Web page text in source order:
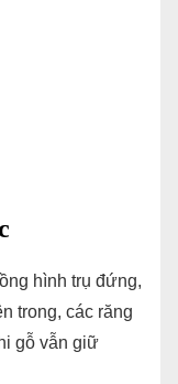
hình trụ đứng,
trong, các răng
gỗ vẫn giữ